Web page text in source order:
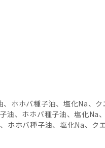
ホホバ種子油、塩化Na、
油、ホホバ種子油、塩化Na
ホホバ種子油、塩化Na、ク